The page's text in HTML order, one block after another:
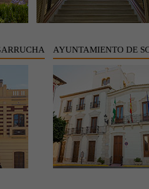
AYUNTAMIENTO DE